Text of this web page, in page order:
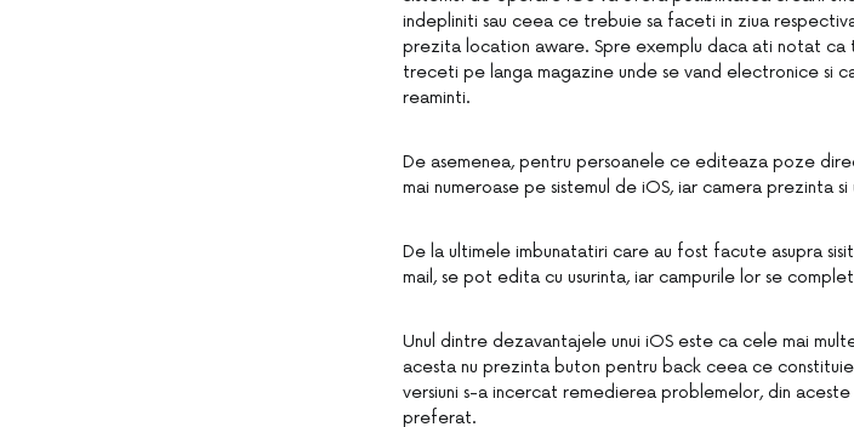
indepliniti sau ceea ce trebuie sa faceti in ziua
prezita location aware. Spre exemplu daca ati notat ca
treceti pe langa magazine unde se vand electronice si
reaminti.
De asemenea, pentru persoanele ce editeaza poze
mai numeroase pe sistemul de iOS, iar camera prezinta
De la ultimele imbunatatiri care au fost facute asupra
mail, se pot edita cu usurinta, iar campurile lor se
Unul dintre dezavantajele unui iOS este ca cele mai
acesta nu prezinta buton pentru back ceea ce
versiuni s-a incercat remedierea problemelor, din
preferat.